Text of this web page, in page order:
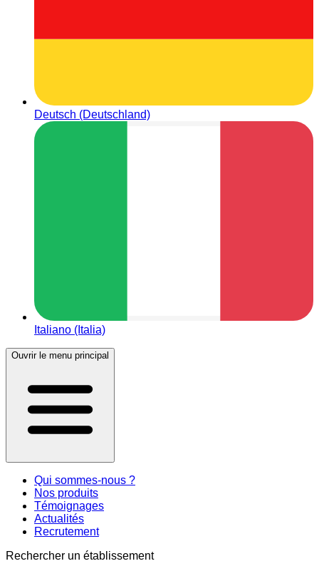
Deutsch (Deutschland)
Italiano (Italia)
Ouvrir le menu principal
Qui sommes-nous ?
Nos produits
Témoignages
Actualités
Recrutement
Rechercher un établissement